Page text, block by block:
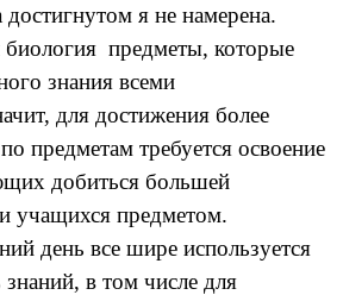
достигнутом я не намерена.
предметы, которые
знания всеми
для достижения более
предметам требуется освоение
добиться большей
учащихся предметом.
день все шире используется
в том числе для